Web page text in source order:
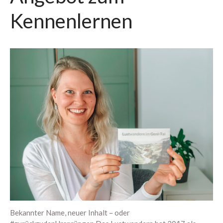
September 2022
Januar 2022
Dezember 2021
November 2021
Oktober 2021
August 2021
Juli 2021
Juni 2021
Kennenlernen
Bekannter Name, neuer Inhalt – oder